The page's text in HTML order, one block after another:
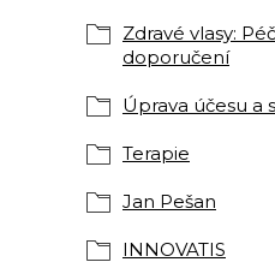
Zdravé vlasy:
doporučení
Úprava účesu a
Terapie
Jan Pešan
INNOVATIS